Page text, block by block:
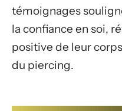
témoignages
la confiance en soi,
positive de leur
du piercing.